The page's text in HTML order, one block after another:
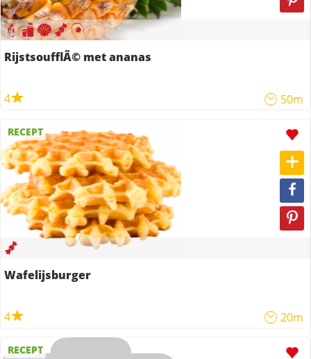
RijstsoufflÃ© met ananas
4 50m
RECEPT
Wafelijsburger
4 20m
RECEPT